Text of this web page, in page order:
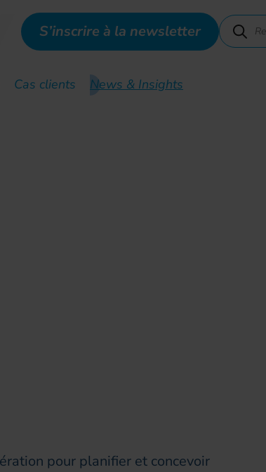
S’inscrire à la newsletter
Cas clients News & Insights
pour planifier et concevoir